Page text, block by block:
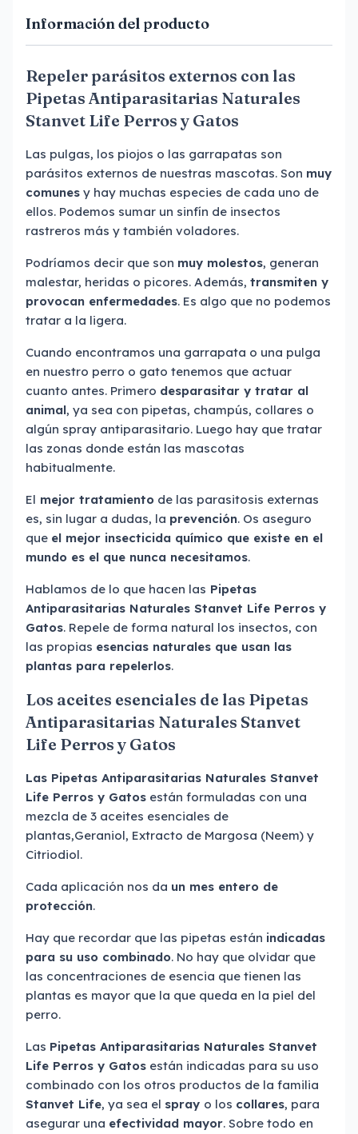
Información del producto
Repeler parásitos externos con las
Pipetas Antiparasitarias Naturales
Stanvet Life Perros y Gatos
Las pulgas, los piojos o las garrapatas son
parásitos externos de nuestras mascotas. Son muy
comunes y hay muchas especies de cada uno de
ellos. Podemos sumar un sinfín de insectos
rastreros más y también voladores.
Podríamos decir que son muy molestos, generan
malestar, heridas o picores. Además, transmiten y
provocan enfermedades. Es algo que no podemos
tratar a la ligera.
Cuando encontramos una garrapata o una pulga
en nuestro perro o gato tenemos que actuar
cuanto antes. Primero desparasitar y tratar al
animal, ya sea con pipetas, champús, collares o
algún spray antiparasitario. Luego hay que tratar
las zonas donde están las mascotas
habitualmente.
El mejor tratamiento de las parasitosis externas
es, sin lugar a dudas, la prevención. Os aseguro
que el mejor insecticida químico que existe en el
mundo es el que nunca necesitamos.
Hablamos de lo que hacen las Pipetas
Antiparasitarias Naturales Stanvet Life Perros y
Gatos. Repele de forma natural los insectos, con
las propias esencias naturales que usan las
plantas para repelerlos.
Los aceites esenciales de las Pipetas
Antiparasitarias Naturales Stanvet
Life Perros y Gatos
Las Pipetas Antiparasitarias Naturales Stanvet
Life Perros y Gatos están formuladas con una
mezcla de 3 aceites esenciales de
plantas,Geraniol, Extracto de Margosa (Neem) y
Citriodiol.
Cada aplicación nos da un mes entero de
protección.
Hay que recordar que las pipetas están indicadas
para su uso combinado. No hay que olvidar que
las concentraciones de esencia que tienen las
plantas es mayor que la que queda en la piel del
perro.
Las Pipetas Antiparasitarias Naturales Stanvet
Life Perros y Gatos están indicadas para su uso
combinado con los otros productos de la familia
Stanvet Life, ya sea el spray o los collares, para
asegurar una efectividad mayor. Sobre todo en